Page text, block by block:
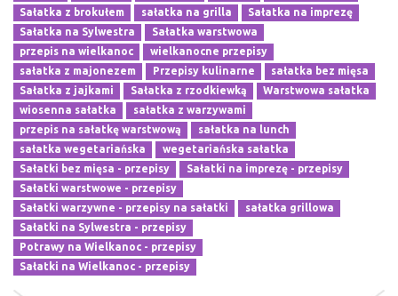
Sałatka z brokułem
sałatka na grilla
Sałatka na imprezę
Sałatka na Sylwestra
Sałatka warstwowa
przepis na wielkanoc
wielkanocne przepisy
sałatka z majonezem
Przepisy kulinarne
sałatka bez mięsa
Sałatka z jajkami
Sałatka z rzodkiewką
Warstwowa sałatka
wiosenna sałatka
sałatka z warzywami
przepis na sałatkę warstwową
sałatka na lunch
sałatka wegetariańska
wegetariańska sałatka
Sałatki bez mięsa - przepisy
Sałatki na imprezę - przepisy
Sałatki warstwowe - przepisy
Sałatki warzywne - przepisy na sałatki
sałatka grillowa
Sałatki na Sylwestra - przepisy
Potrawy na Wielkanoc - przepisy
Sałatki na Wielkanoc - przepisy